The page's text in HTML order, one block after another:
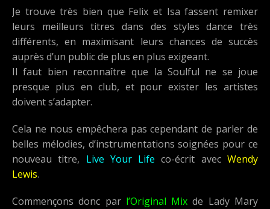
Je trouve très bien que Felix et Isa fassent remixer
leurs meilleurs titres dans des styles dance très
différents, en maximisant leurs chances de succès
auprès d’un public de plus en plus exigeant.
Il faut bien reconnaître que la Soulful ne se joue
presque plus en club, et pour exister les artistes
doivent s’adapter.
Cela ne nous empêchera pas cependant de parler de
belles mélodies, d’instrumentations soignées pour ce
nouveau titre, Live Your Life co-écrit avecWendy
Lewis.
Commençons donc par l’Original Mix de Lady Mary